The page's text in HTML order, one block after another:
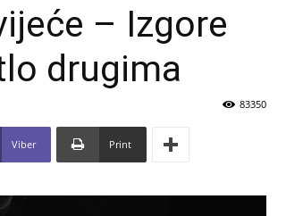
– Izgore
drugima
83350
Viber Print